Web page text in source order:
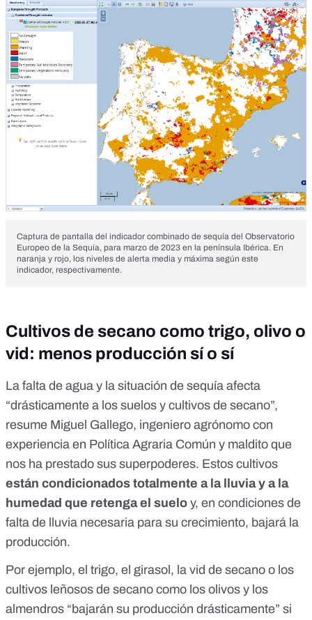
Captura de pantalla del indicador combinado de sequía del Observatorio
Europeo de la Sequía, para marzo de 2023 en la península Ibérica. En
naranja y rojo, los niveles de alerta media y máxima según este
indicador, respectivamente.
Cultivos de secano como trigo, olivo o
vid: menos producción sí o sí
La falta de agua y la situación de sequía afecta
“drásticamente a los suelos y cultivos de secano”,
resume Miguel Gallego, ingeniero agrónomo con
experiencia en Política Agraria Común y maldito que
nos ha prestado sus superpoderes. Estos cultivos
están condicionados totalmente a la lluvia y a la
humedad que retenga el suelo y, en condiciones de
falta de lluvia necesaria para su crecimiento, bajará la
producción.
Por ejemplo, el trigo, el girasol, la vid de secano o los
cultivos leñosos de secano como los olivos y los
almendros “bajarán su producción drásticamente” si